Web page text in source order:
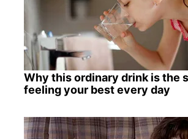
Why this ordinary drink is the
feeling your best every day